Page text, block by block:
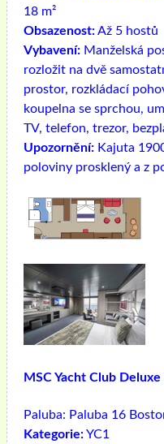
18 m²
Obsazenost:Až 5 hostů
Vybavení: Manželská
rozložit na dvě
prostor, rozkládací
koupelna se sprchou,
TV, telefon, trezor,
Upozornění: Kajuta
poloviny prosklený a z
MSC Yacht Club
Paluba: Paluba 16
Kategorie:YC1